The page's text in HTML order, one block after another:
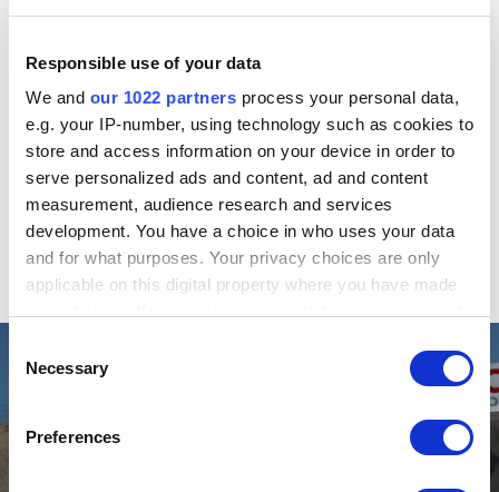
Responsible use of your data
We and our 1022 partners process your personal data,
e.g. your IP-number, using technology such as cookies to
store and access information on your device in order to
serve personalized ads and content, ad and content
measurement, audience research and services
development. You have a choice in who uses your data
and for what purposes. Your privacy choices are only
applicable on this digital property where you have made
the Privacy trigger icon.
Collect information about your geographical location
Selection
Necessary
Preferences
Stände. Fahrer, GTP: 1. Nasr/Tandy, 1140 Punkte. Ferner:
Grosjean(CH/F), 412. 24.Raffaele Marciello(CH), 315.
28.Nico Müller(CH), 252. 33.Edoardo Mortara(CH),
212. – GTD: 1.Ellis/Ward 994. Ferner: 20.Rahel Frey (CH),
471. 42.Karen Gaillard (CH), 251.
Komplette Resultate
Nächster Lauf: Detroit (USA), 31. Mai 2025.